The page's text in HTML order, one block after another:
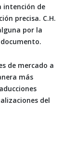
intención de
precisa. C.H.
por la
de mercado a
más
del